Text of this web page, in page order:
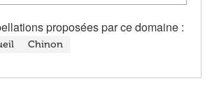
proposées par ce domaine :
Chinon